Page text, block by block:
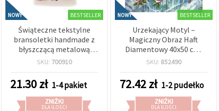
NOWY BESTSELLER
Świąteczne tekstylne
bransoletki handmade z
błyszczącą metalową
zawieszką w kształcie
złoty) – mix wzorów,
zestaw 12 szt.
SKU: 700910
21.30zł 1-4 pakiet
ZNIŻKI
DLA ILOŚCI
NOWY BESTSELLER
Urzekający Motyl –
Magiczny Obraz Haft
Diamentowy 40x50 cm,
Okrągłe Błyszczące
Wypełnienie (Full Drill) z
Elegancką Ramą –
XQYX86099
SKU: 852490
72.42zł 1-2 pudełko
ZNIŻKI
DLA ILOŚCI